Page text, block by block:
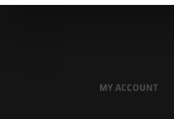
MY ACCOUNT